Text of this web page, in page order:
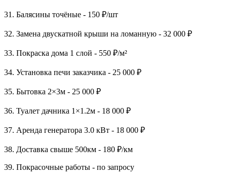
31. Балясины точёные - 150 ₽/шт
32. Замена двускатной крыши на ломанную - 32 000 ₽
33. Покраска дома 1 слой - 550 ₽/м²
34. Установка печи заказчика - 25 000 ₽
35. Бытовка 2×3м - 25 000 ₽
36. Туалет дачника 1×1.2м - 18 000 ₽
37. Аренда генератора 3.0 кВт - 18 000 ₽
38. Доставка свыше 500км - 180 ₽/км
39. Покрасочные работы - по запросу